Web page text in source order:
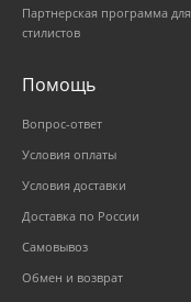
Партнерская программа для
стилистов
Помощь
Вопрос-ответ
Условия оплаты
Условия доставки
Доставка по России
Самовывоз
Обмен и возврат